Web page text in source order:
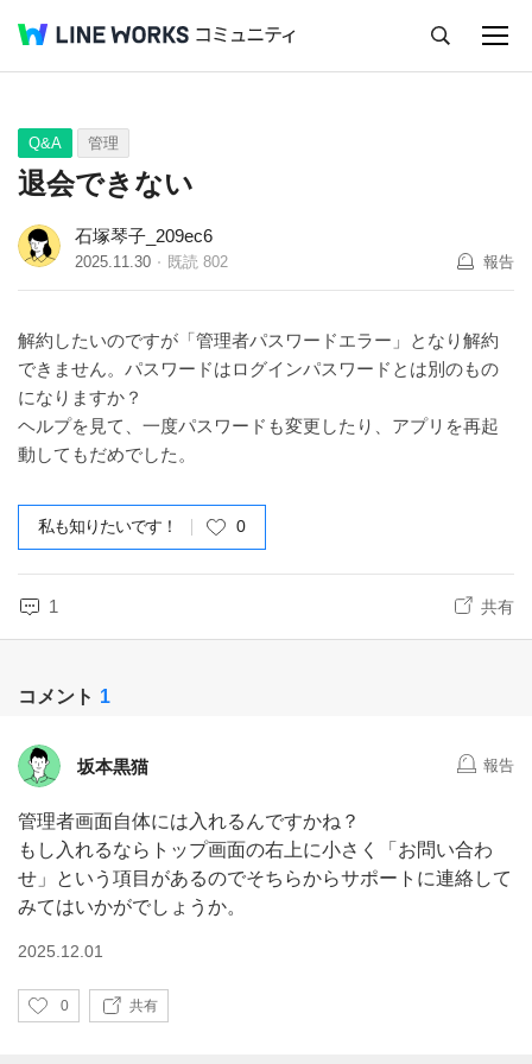
Q&A Tips Ideas
Q&A 管理
退会できない
石塚琴子_209ec6
2025.11.30 既読 802 報告
解約したいのですが「管理者パスワードエラー」となり解約
できません。パスワードはログインパスワードとは別のもの
になりますか？
ヘルプを見て、一度パスワードも変更したり、アプリを再起
動してもだめでした。
私も知りたいです！ 0
1 共有
コメント 1
坂本黒猫 報告
管理者画面自体には入れるんですかね？
もし入れるならトップ画面の右上に小さく「お問い合わ
せ」という項目があるのでそちらからサポートに連絡して
みてはいかがでしょうか。
2025.12.01
い
0 共有